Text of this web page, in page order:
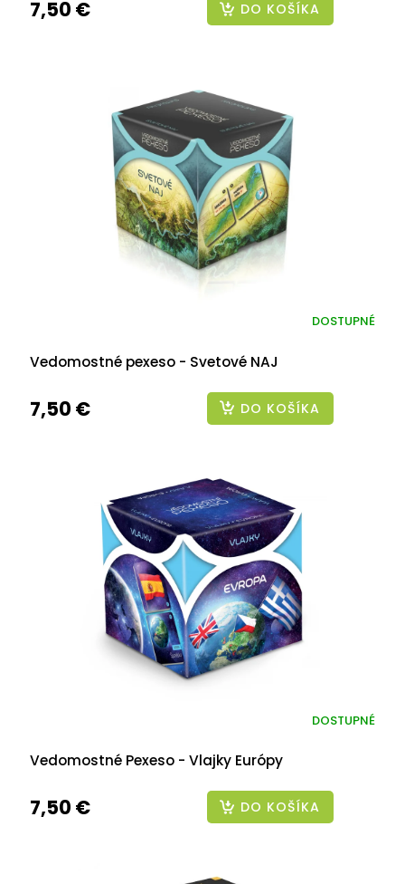
7,50 € DO KOŠÍKA
Vedomostné pexeso - Svetové NAJ
DOSTUPNÉ
7,50 € DO KOŠÍKA
Vedomostné Pexeso - Vlajky Európy
DOSTUPNÉ
7,50 € DO KOŠÍKA